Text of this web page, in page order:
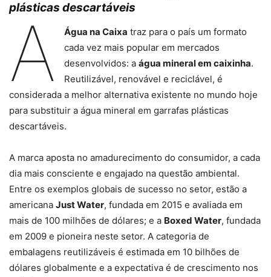
plásticas descartáveis
A Água na Caixa traz para o país um formato
cada vez mais popular em mercados
desenvolvidos: a água mineral em caixinha.
Reutilizável, renovável e reciclável, é
considerada a melhor alternativa existente no mundo hoje
para substituir a água mineral em garrafas plásticas
descartáveis.
A marca aposta no amadurecimento do consumidor, a cada
dia mais consciente e engajado na questão ambiental.
Entre os exemplos globais de sucesso no setor, estão a
americana Just Water, fundada em 2015 e avaliada em
mais de 100 milhões de dólares; e a Boxed Water, fundada
em 2009 e pioneira neste setor. A categoria de
embalagens reutilizáveis é estimada em 10 bilhões de
dólares globalmente e a expectativa é de crescimento nos